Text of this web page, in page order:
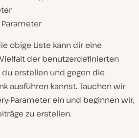
obige Liste kann dir eine
der benutzerdefinierten
erstellen und gegen die
ausführen kannst. Tauchen wir
Parameter ein und beginnen wir,
zu erstellen.